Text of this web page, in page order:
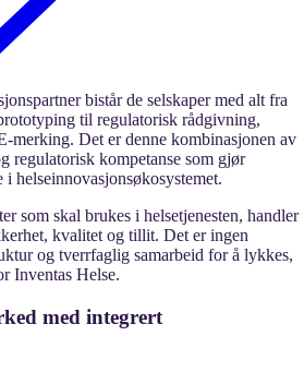
bistår de selskaper med alt fra
til regulatorisk rådgivning,
merking. Det er denne kombinasjonen av
regulatorisk kompetanse som gjør
helseinnovasjonsøkosystemet.
som skal brukes i helsetjenesten, handler
kvalitet og tillit. Det er ingen
og tverrfaglig samarbeid for å lykkes,
Inventas Helse.
med integrert